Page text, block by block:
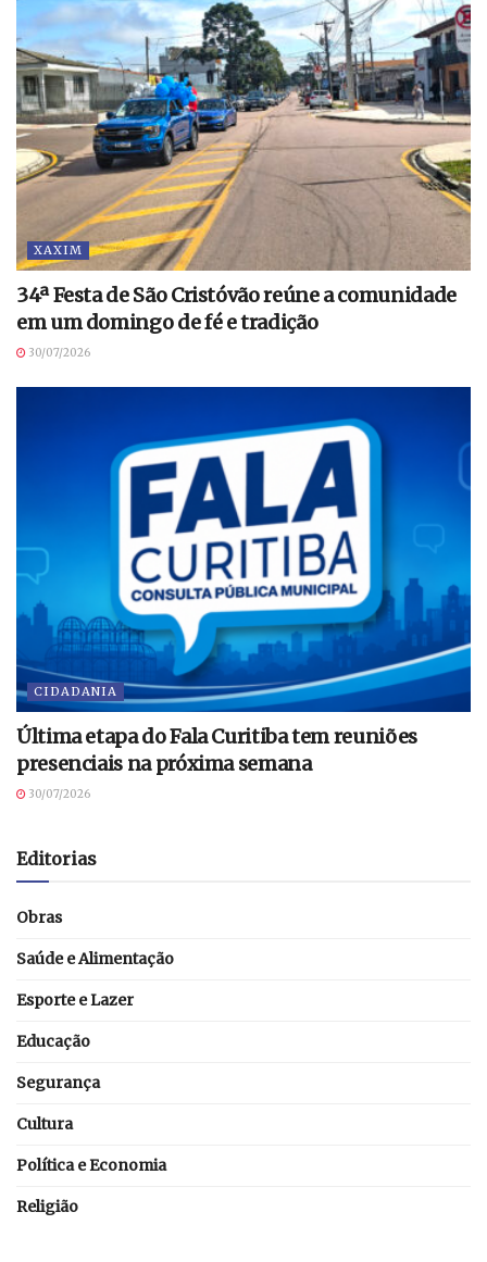
XAXIM
34ª Festa de São Cristóvão reúne a comunidade
em um domingo de fé e tradição
30/07/2026
CIDADANIA
Última etapa do Fala Curitiba tem reuniões
presenciais na próxima semana
30/07/2026
Editorias
Obras
Saúde e Alimentação
Esporte e Lazer
Educação
Segurança
Cultura
Política e Economia
Religião